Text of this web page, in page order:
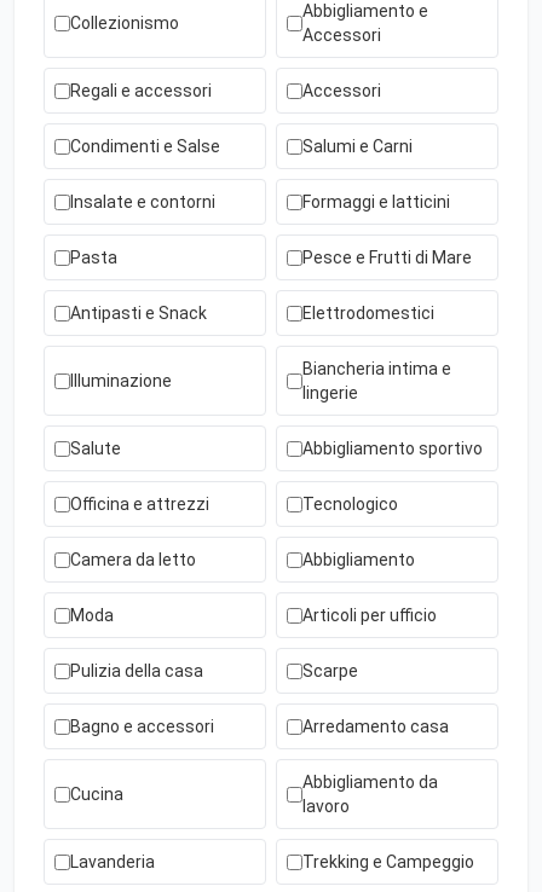
Collezionismo
Abbigliamento e
Accessori
Regali e accessori Accessori
Condimenti e Salse Salumi e Carni
Insalate e contorni Formaggi e latticini
Pasta Pesce e Frutti di Mare
Antipasti e Snack Elettrodomestici
Illuminazione
Biancheria intima e
lingerie
Salute Abbigliamento sportivo
Officina e attrezzi Tecnologico
Camera da letto Abbigliamento
Moda Articoli per ufficio
Pulizia della casa Scarpe
Bagno e accessori Arredamento casa
Cucina
Abbigliamento da
lavoro
Lavanderia Trekking e Campeggio